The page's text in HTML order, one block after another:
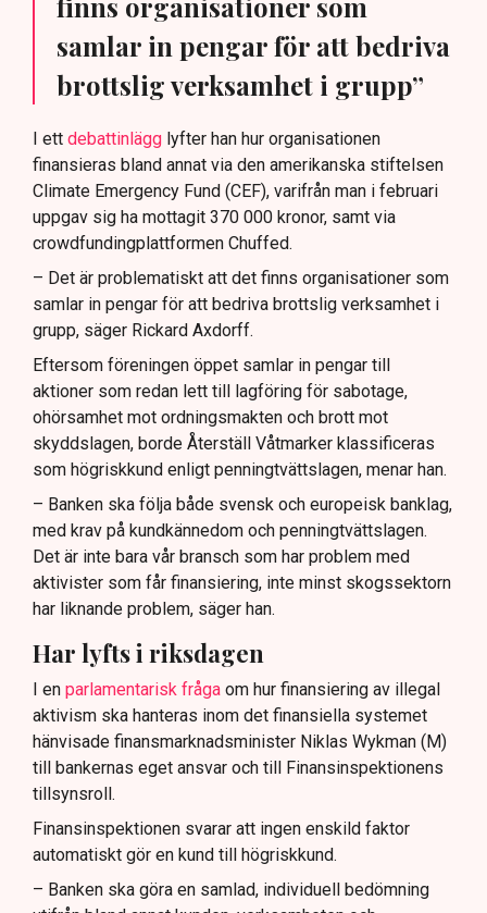
samlar in pengar för att bedriva
brottslig verksamhet i grupp”
I ett debattinlägg lyfter han hur organisationen
finansieras bland annat via den amerikanska stiftelsen
Climate Emergency Fund (CEF), varifrån man i februari
uppgav sig ha mottagit 370 000 kronor, samt via
crowdfundingplattformen Chuffed.
– Det är problematiskt att det finns organisationer som
samlar in pengar för att bedriva brottslig verksamhet i
grupp, säger Rickard Axdorff.
Eftersom föreningen öppet samlar in pengar till
aktioner som redan lett till lagföring för sabotage,
ohörsamhet mot ordningsmakten och brott mot
skyddslagen, borde Återställ Våtmarker klassificeras
som högriskkund enligt penningtvättslagen, menar han.
– Banken ska följa både svensk och europeisk banklag,
med krav på kundkännedom och penningtvättslagen.
Det är inte bara vår bransch som har problem med
aktivister som får finansiering, inte minst skogssektorn
har liknande problem, säger han.
Har lyfts i riksdagen
I en parlamentarisk fråga om hur finansiering av illegal
aktivism ska hanteras inom det finansiella systemet
hänvisade finansmarknadsminister Niklas Wykman (M)
till bankernas eget ansvar och till Finansinspektionens
tillsynsroll.
Finansinspektionen svarar att ingen enskild faktor
automatiskt gör en kund till högriskkund.
– Banken ska göra en samlad, individuell bedömning